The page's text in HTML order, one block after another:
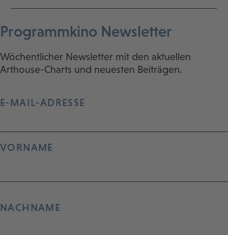
Programmkino Newsletter
Wöchentlicher Newsletter mit den aktuellen
Arthouse-Charts und neuesten Beiträgen.
E-MAIL-ADRESSE
VORNAME
NACHNAME